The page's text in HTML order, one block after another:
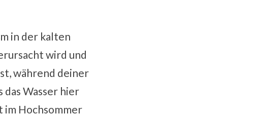
in der kalten
wird und
während deiner
das Wasser hier
im Hochsommer